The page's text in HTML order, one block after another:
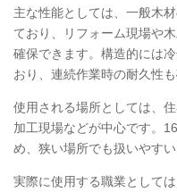
主な性能としては、一般木
ており、リフォーム現場や
確保できます。構造的には
おり、連続作業時の耐久性も
使用される場所としては、
加工現場などが中心です。
め、狭い場所でも扱いやす
実際に使用する職業として